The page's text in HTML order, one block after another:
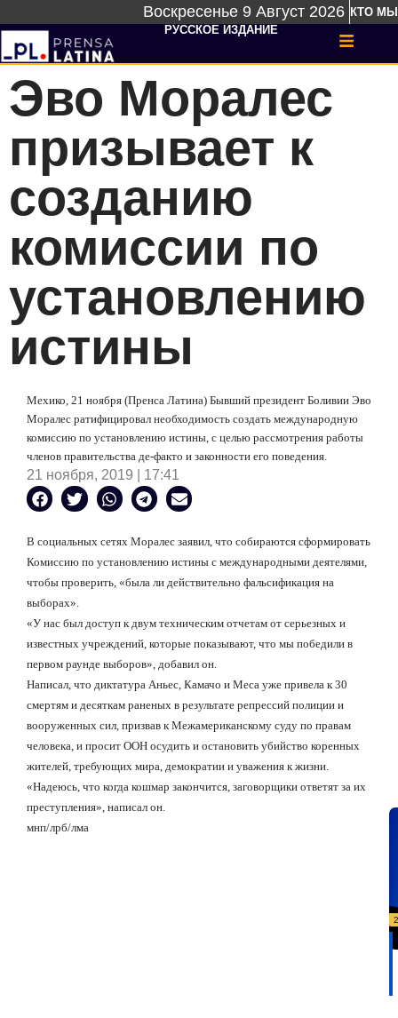
Воскресенье 9 Август 2026 КТО МЫ
РУССКОЕ ИЗДАНИЕ
Эво Моралес
призывает к
созданию
комиссии по
установлению
истины
Мехико, 21 ноября (Пренса Латина) Бывший президент Боливии Эво
Моралес ратифицировал необходимость создать международную
комиссию по установлению истины, с целью рассмотрения работы
членов правительства де-факто и законности его поведения.
21 ноября, 2019 | 17:41
В социальных сетях Моралес заявил, что собираются сформировать
Комиссию по установлению истины с международными деятелями,
чтобы проверить, «была ли действительно фальсификация на
выборах».
«У нас был доступ к двум техническим отчетам от серьезных и
известных учреждений, которые показывают, что мы победили в
первом раунде выборов», добавил он.
Написал, что диктатура Аньес, Камачо и Меса уже привела к 30
смертям и десяткам раненых в результате репрессий полиции и
вооруженных сил, призвав к Межамериканскому суду по правам
человека, и просит ООН осудить и остановить убийство коренных
жителей, требующих мира, демократии и уважения к жизни.
«Надеюсь, что когда кошмар закончится, заговорщики ответят за их
преступления», написал он.
мнп/лрб/лма